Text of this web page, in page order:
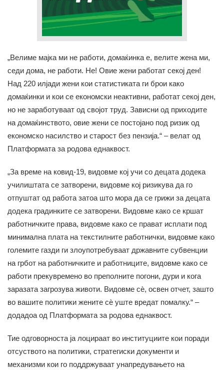
„Велиме мајка ми не работи, домаќинка е, велите жена ми,
седи дома, не работи. Не! Овие жени работат секој ден!
Над 220 илјади жени кои статистиката ги брои како
домаќинки и кои се економски неактивни, работат секој ден,
но не заработуваат од својот труд. Зависни од приходите
на домаќинството, овие жени се постојано под ризик од
економско насилство и старост без пензија.“ – велат од
Платформата за родова еднаквост.
„За време на ковид-19, видовме кој учи со децата додека
училиштата се затворени, видовме кој ризикува да го
отпуштат од работа затоа што мора да се грижи за децата
додека градинките се затворени. Видовме како се кршат
работничките права, видовме како се прават исплати под
минимална плата на текстилните работнички, видовме како
големите газди ги злоупотребуваат државните субвенции
на грбот на работничките и работниците, видовме како се
работи прекувремено во преполните погони, дури и кога
заразата загрозува животи. Видовме сѐ, освен отчет, зашто
во вашите политики жените сѐ уште вредат помалку.“ –
додадоа од Платформата за родова еднаквост.
Тие одговорноста ја лоцираат во институциите кои поради
отсуството на политики, стратегиски документи и
механизми кои го поддржуваат унапредувањето на